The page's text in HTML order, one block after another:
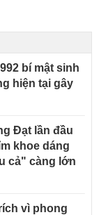
bí mật sinh
hiện tại gây
Đạt lần đầu
khoe dáng
cả" càng lớn
vì phong